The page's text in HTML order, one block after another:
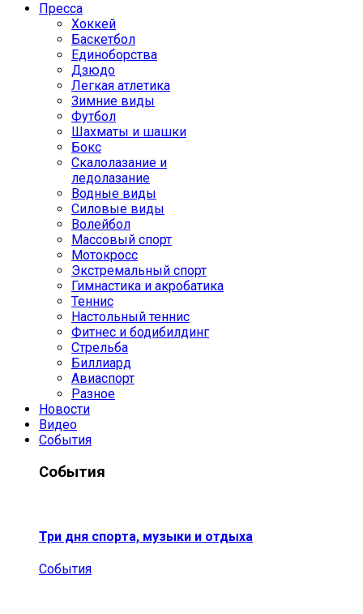
Пресса
Хоккей
Баскетбол
Единоборства
Дзюдо
Легкая атлетика
Зимние виды
Футбол
Шахматы и шашки
Бокс
Скалолазание и
ледолазание
Водные виды
Силовые виды
Волейбол
Массовый спорт
Мотокросс
Экстремальный спорт
Гимнастика и акробатика
Теннис
Настольный теннис
Фитнес и бодибилдинг
Стрельба
Биллиард
Авиаспорт
Разное
Новости
Видео
События
События
Три дня спорта, музыки и отдыха
События